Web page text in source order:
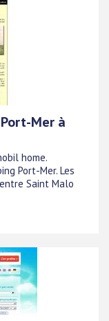
Mer à
home.
Port-Mer. Les
Saint Malo